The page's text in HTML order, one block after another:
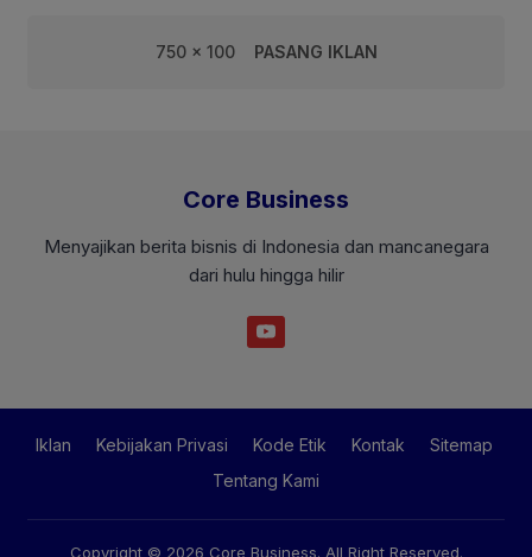
750 x 100 PASANG IKLAN
Core Business
Menyajikan berita bisnis di Indonesia dan mancanegara
dari hulu hingga hilir
Iklan Kebijakan Privasi Kode Etik Kontak
Sitemap
Tentang Kami
Copyright © 2026 Core Business. All Right Reserved.